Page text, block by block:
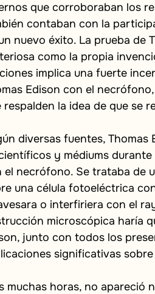
que corroboraban los
contaban con la
nuevo éxito. La prueba de
como la propia
implica una fuerte
Edison con el
respalden la idea de que se
diversas fuentes,
y médiums
el necrófono. Se trataba de
una célula fotoeléctrica
o interfiriera con el
microscópica haría
junto con todos los
significativas
muchas horas, no apareció